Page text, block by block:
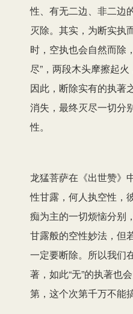
性、有无二边、非二边
灭除。其实，为断实执
时，空执也会自然而除
尽”，两段木头摩擦起火
因此，断除实有的执著
消失，最终灭尽一切分
性。
龙猛菩萨在《出世赞》
性甘露，何人执空性，
痴为主的一切烦恼分别
甘露般的空性妙法，但
一定要断除。所以我们
著，如此“无”的执著也
第，这个次第千万不能